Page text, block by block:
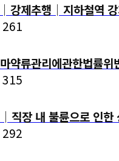
제추행│지하철역
류관리에관한법률
장 내 불륜으로 인한